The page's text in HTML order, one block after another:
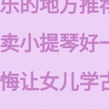
的地方推
小提琴好
让女儿学